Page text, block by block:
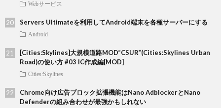
Webサービス
Servers Ultimateを利用してAndroid端末を各種サーバーにする
Android
[Cities:Skylines]大規模道路MOD”CSUR”(Cities:Skylines Urban
Road)の使い方 #03 IC作成編[MOD]
Cities:Skylines
Chrome向け広告ブロック拡張機能はNano AdblockerとNano
Defenderの組み合わせが最強かもしれない